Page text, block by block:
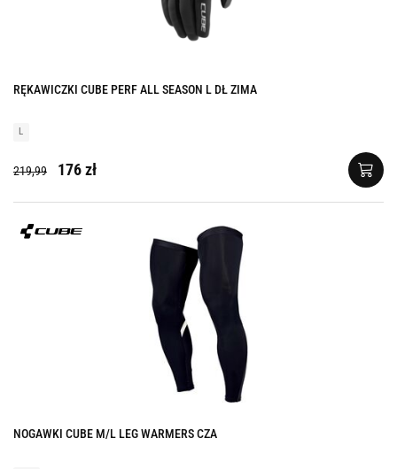
RĘKAWICZKI CUBE PERF ALL SEASON L DŁ ZIMA
L
219,99 176 zł
NOGAWKI CUBE M/L LEG WARMERS CZA